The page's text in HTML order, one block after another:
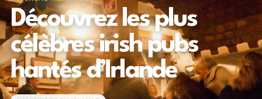
Découvrez les plus
célèbres irish pubs
hantés d’Irlande